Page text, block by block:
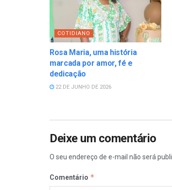
COTIDIANO
Rosa Maria, uma história
marcada por amor, fé e
dedicação
22 DE JUNHO DE 2026
Deixe um comentário
O seu endereço de e-mail não será
Comentário *